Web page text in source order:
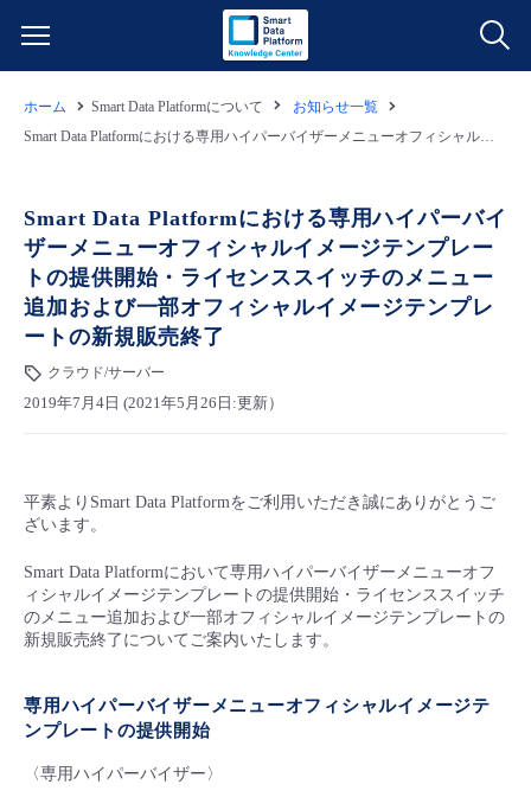
クラウド/サーバー
ネットワーク
サポート
管理機能
データ利活用
クラウド/サーバー
モニタリング/監査
サポート
すべてのメニューを見る
料金情報
料金シミュレーター
ネットワーク
IoT
サポート
ご利用開始ガイド
- 新規お申し込み方法
- ユーザー機能の管理
ユースケース
- セキュリティ・監査
- データと分析
- マルチクラウド利用
サービス稼働状況
故障/メンテナンス履歴
定期メンテナンス
パートナー
販売パートナー向けプログラム
協業パートナー
トレーニング/操作動画
脱炭素化
ホーム Smart Data Platformについて
お知らせ一覧
Smart Data Platformにおける専用ハイパーバイザーメニューオフィシャルイメージテンプレートの提供開始・ライセンススイッチのメニュー追加および一部オフィシャルイメージテンプレートの新規販売終了
Smart Data Platformにおける専用ハイパーバイ
ザーメニューオフィシャルイメージテンプレー
トの提供開始・ライセンススイッチのメニュー
追加および一部オフィシャルイメージテンプレ
ートの新規販売終了
クラウド/サーバー
2019年7月4日 (2021年5月26日:更新）
平素よりSmart Data Platformをご利用いただき誠にありがとうご
ざいます。
Smart Data Platformにおいて専用ハイパーバイザーメニューオフ
ィシャルイメージテンプレートの提供開始・ライセンススイッチ
のメニュー追加および一部オフィシャルイメージテンプレートの
新規販売終了についてご案内いたします。
専用ハイパーバイザーメニューオフィシャルイメージテ
ンプレートの提供開始
〈専用ハイパーバイザー〉